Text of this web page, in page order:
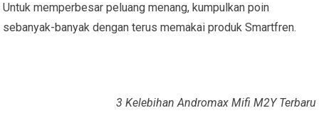
Untuk memperbesar peluang menang, kumpulkan poin
sebanyak-banyak dengan terus memakai produk Smartfren.
3 Kelebihan Andromax Mifi M2Y Terbaru